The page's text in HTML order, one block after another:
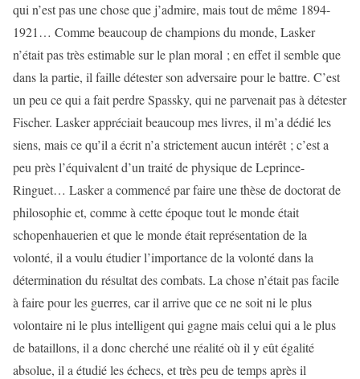
qui n’est pas une chose que j’admire, mais tout de même 1894-
1921… Comme beaucoup de champions du monde, Lasker
n’était pas très estimable sur le plan moral ; en effet il semble que
dans la partie, il faille détester son adversaire pour le battre. C’est
un peu ce qui a fait perdre Spassky, qui ne parvenait pas à détester
Fischer. Lasker appréciait beaucoup mes livres, il m’a dédié les
siens, mais ce qu’il a écrit n’a strictement aucun intérêt ; c’est a
peu près l’équivalent d’un traité de physique de Leprince-
Ringuet… Lasker a commencé par faire une thèse de doctorat de
philosophie et, comme à cette époque tout le monde était
schopenhauerien et que le monde était représentation de la
volonté, il a voulu étudier l’importance de la volonté dans la
détermination du résultat des combats. La chose n’était pas facile
à faire pour les guerres, car il arrive que ce ne soit ni le plus
volontaire ni le plus intelligent qui gagne mais celui qui a le plus
de bataillons, il a donc cherché une réalité où il y eût égalité
absolue, il a étudié les échecs, et très peu de temps après il